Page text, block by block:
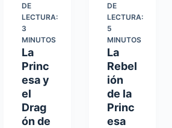
DE
LECTURA:
3
MINUTOS
La
Princ
esa y
el
Drag
ón de
DE
LECTURA:
5
MINUTOS
La
Rebel
ión
de la
Princ
esa